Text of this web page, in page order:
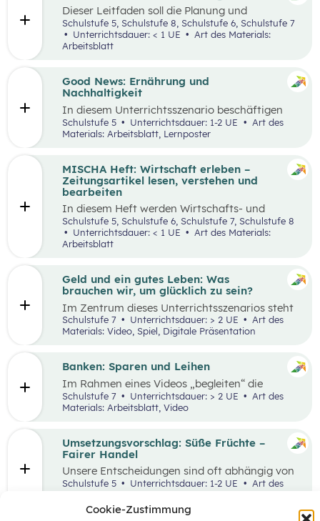
Cookie-Zustimmung
Dieser Leitfaden soll die Planung und
Durchführung von Betriebserkundungen
erleichtern. Im Zuge dieses Leitfadens werden
Leitfragen zu folgenden Schwerpunkten
Betriebserkundung.
Schulstufe 5, Schulstufe 8, Schulstufe 6, Schulstufe 7
Unterrichtsdauer: < 1 UE
Art des Materials:
Arbeitsblatt
Good News: Ernährung und
Nachhaltigkeit
In diesem Unterrichtsszenario beschäftigen
sich die Schüler:innen mit positiven
Nachrichten und Beispielen aus dem
Themenbereich „Ernährung und
Handlungsoptionen für den Alltag offenzulegen,
zu diskutieren und in einer abschließenden
Portfolioaufgabe kreativ zu bearbeiten.
Schulstufe 5 Unterrichtsdauer: 1-2 UE
Materials: Arbeitsblatt, Lernposter
MISCHA Heft: Wirtschaft erleben –
Zeitungsartikel lesen, verstehen und
bearbeiten
In diesem Heft werden Wirtschafts- und
Lesekompetenz miteinander verknüpft.Schulstufe 5, Schulstufe 6, Schulstufe 7, Schulstufe 8
Unterrichtsdauer: < 1 UE
Arbeitsblatt
Geld und ein gutes Leben: Was
brauchen wir, um glücklich zu sein?
Im Zentrum dieses Unterrichtsszenarios steht
das Planspiel „Nervus Rerum“, welches den
finanziellen Spielraum als Faktor für ein gutes
Zusammenhang zwischen Geld und einem
guten Leben bewerten.
Schulstufe 7 Unterrichtsdauer: > 2 UE
Art des
Materials: Video, Spiel, Digitale Präsentation
Banken: Sparen und Leihen
Im Rahmen eines Videos „begleiten“ die
Schüler:innen eine jugendliche Person bei der
Erledigung alltäglicher Bankgeschäfte und
bekommen so einen ersten Überblick, welche
anschließenden Laufdiktat wird das erworbene
Wissen gefestigt.
Schulstufe 7 Unterrichtsdauer: > 2 UE
Materials: Arbeitsblatt, Video
Umsetzungsvorschlag: Süße Früchte –
Fairer Handel
Unsere Entscheidungen sind oft abhängig von
Entscheidungen, die andere Menschen davor
getroffen haben. Wenn wir zum Beispiel
einkaufen gehen, können wir nur Waren
kaufen, die auch Unternehmen vorher
Schulstufe 5 Unterrichtsdauer: 1-2 UE
Art des
Materials: